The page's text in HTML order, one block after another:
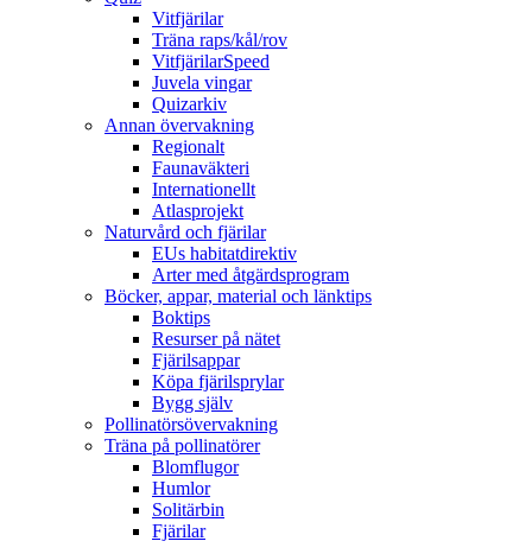
Vitfjärilar
Träna raps/kål/rov
VitfjärilarSpeed
Juvela vingar
Quizarkiv
Annan övervakning
Regionalt
Faunaväkteri
Internationellt
Atlasprojekt
Naturvård och fjärilar
EUs habitatdirektiv
Arter med åtgärdsprogram
Böcker, appar, material och länktips
Boktips
Resurser på nätet
Fjärilsappar
Köpa fjärilsprylar
Bygg själv
Pollinatörsövervakning
Träna på pollinatörer
Blomflugor
Humlor
Solitärbin
Fjärilar